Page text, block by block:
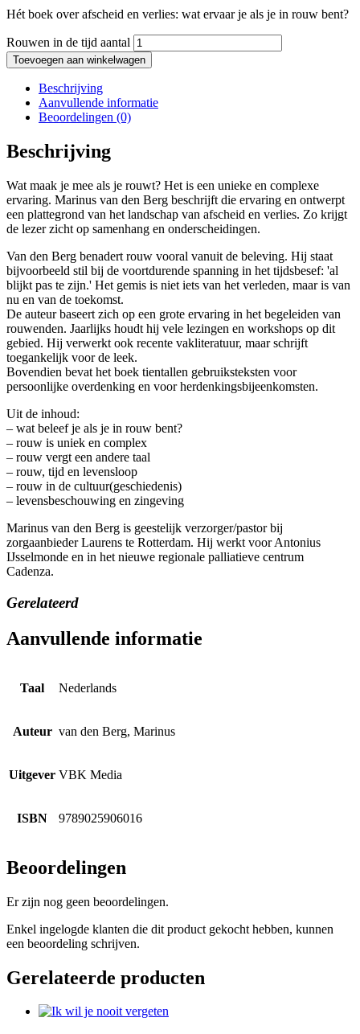
Hét boek over afscheid en verlies: wat ervaar je als je in rouw bent?
Rouwen in de tijd aantal
Toevoegen aan winkelwagen
Beschrijving
Aanvullende informatie
Beoordelingen (0)
Beschrijving
Wat maak je mee als je rouwt? Het is een unieke en complexe
ervaring. Marinus van den Berg beschrijft die ervaring en ontwerpt
een plattegrond van het landschap van afscheid en verlies. Zo krijgt
de lezer zicht op samenhang en onderscheidingen.
Van den Berg benadert rouw vooral vanuit de beleving. Hij staat
bijvoorbeeld stil bij de voortdurende spanning in het tijdsbesef: 'al
blijkt pas te zijn.' Het gemis is niet iets van het verleden, maar is van
nu en van de toekomst.
De auteur baseert zich op een grote ervaring in het begeleiden van
rouwenden. Jaarlijks houdt hij vele lezingen en workshops op dit
gebied. Hij verwerkt ook recente vakliteratuur, maar schrijft
toegankelijk voor de leek.
Bovendien bevat het boek tientallen gebruiksteksten voor
persoonlijke overdenking en voor herdenkingsbijeenkomsten.
Uit de inhoud:
– wat beleef je als je in rouw bent?
– rouw is uniek en complex
– rouw vergt een andere taal
– rouw, tijd en levensloop
– rouw in de cultuur(geschiedenis)
– levensbeschouwing en zingeving
Marinus van den Berg is geestelijk verzorger/pastor bij
zorgaanbieder Laurens te Rotterdam. Hij werkt voor Antonius
IJsselmonde en in het nieuwe regionale palliatieve centrum
Cadenza.
Gerelateerd
Aanvullende informatie
Taal Nederlands
Auteur van den Berg, Marinus
Uitgever VBK Media
ISBN 9789025906016
Beoordelingen
Er zijn nog geen beoordelingen.
Enkel ingelogde klanten die dit product gekocht hebben, kunnen
een beoordeling schrijven.
Gerelateerde producten